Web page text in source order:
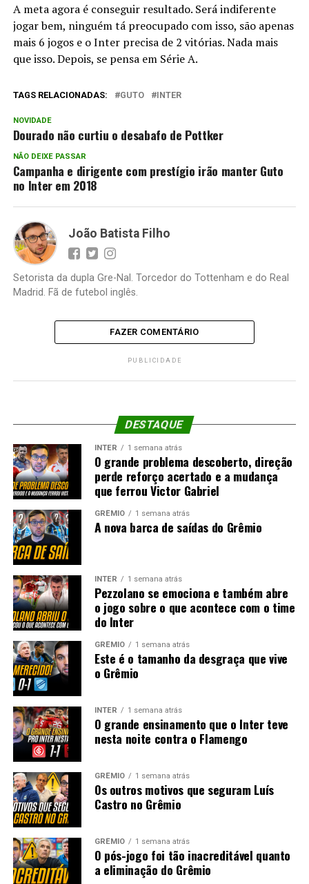
A meta agora é conseguir resultado. Será indiferente
jogar bem, ninguém tá preocupado com isso, são apenas
mais 6 jogos e o Inter precisa de 2 vitórias. Nada mais
que isso. Depois, se pensa em Série A.
TAGS RELACIONADAS: GUTO INTER
NOVIDADE
Dourado não curtiu o desabafo de Pottker
NÃO DEIXE PASSAR
Campanha e dirigente com prestígio irão manter Guto
no Inter em 2018
João Batista Filho
Setorista da dupla Gre-Nal. Torcedor do Tottenham e do Real
Madrid. Fã de futebol inglês.
FAZER COMENTÁRIO
PUBLICIDADE
DESTAQUE
INTER 1 semana atrás
O grande problema descoberto, direção
perde reforço acertado e a mudança
que ferrou Victor Gabriel
GRÊMIO 1 semana atrás
A nova barca de saídas do Grêmio
INTER 1 semana atrás
Pezzolano se emociona e também abre
o jogo sobre o que acontece com o time
do Inter
GRÊMIO 1 semana atrás
Este é o tamanho da desgraça que vive
o Grêmio
INTER 1 semana atrás
O grande ensinamento que o Inter teve
nesta noite contra o Flamengo
GRÊMIO 1 semana atrás
Os outros motivos que seguram Luís
Castro no Grêmio
GRÊMIO 1 semana atrás
O pós-jogo foi tão inacreditável quanto
a eliminação do Grêmio